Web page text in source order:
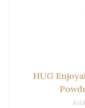
HUG